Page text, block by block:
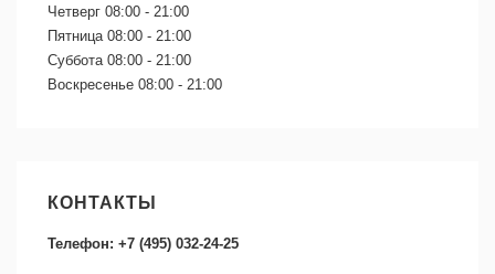
Четверг 08:00 - 21:00
Пятница 08:00 - 21:00
Суббота 08:00 - 21:00
Воскресенье 08:00 - 21:00
КОНТАКТЫ
Телефон: +7 (495) 032-24-25